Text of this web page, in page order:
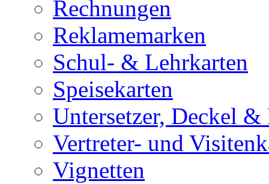
Rechnungen
Reklamemarken
Schul- & Lehrkarten
Speisekarten
Untersetzer, Deckel &
Vertreter- und
Vignetten